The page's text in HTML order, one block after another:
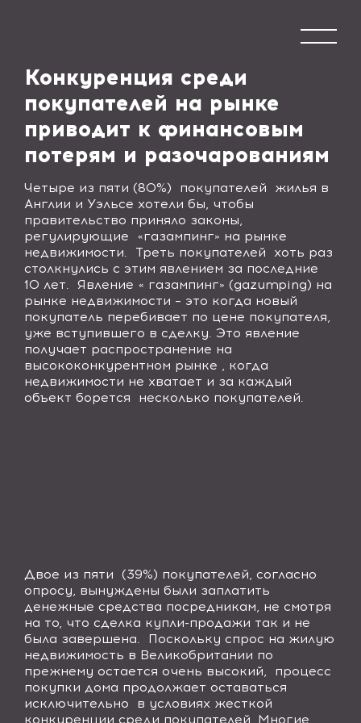
Конкуренция среди
покупателей на рынке
приводит к финансовым
потерям и разочарованиям
Четыре из пяти (80%) покупателей жилья в
Англии и Уэльсе хотели бы, чтобы
правительство приняло законы,
регулирующие «газампинг» на рынке
недвижимости. Треть покупателей хоть раз
столкнулись с этим явлением за последние
10 лет. Явление « газампинг» (gazumping) на
рынке недвижимости – это когда новый
покупатель перебивает по цене покупателя,
уже вступившего в сделку. Это явление
получает распространение на
высококонкурентном рынке , когда
недвижимости не хватает и за каждый
объект борется несколько покупателей.
Двое из пяти (39%) покупателей, согласно
опросу, вынуждены были заплатить
денежные средства посредникам, не смотря
на то, что сделка купли-продажи так и не
была завершена. Поскольку спрос на жилую
недвижимость в Великобритании по
прежнему остается очень высокий, процесс
покупки дома продолжает оставаться
исключительно в условиях жесткой
конкуренции среди покупателей. Многие